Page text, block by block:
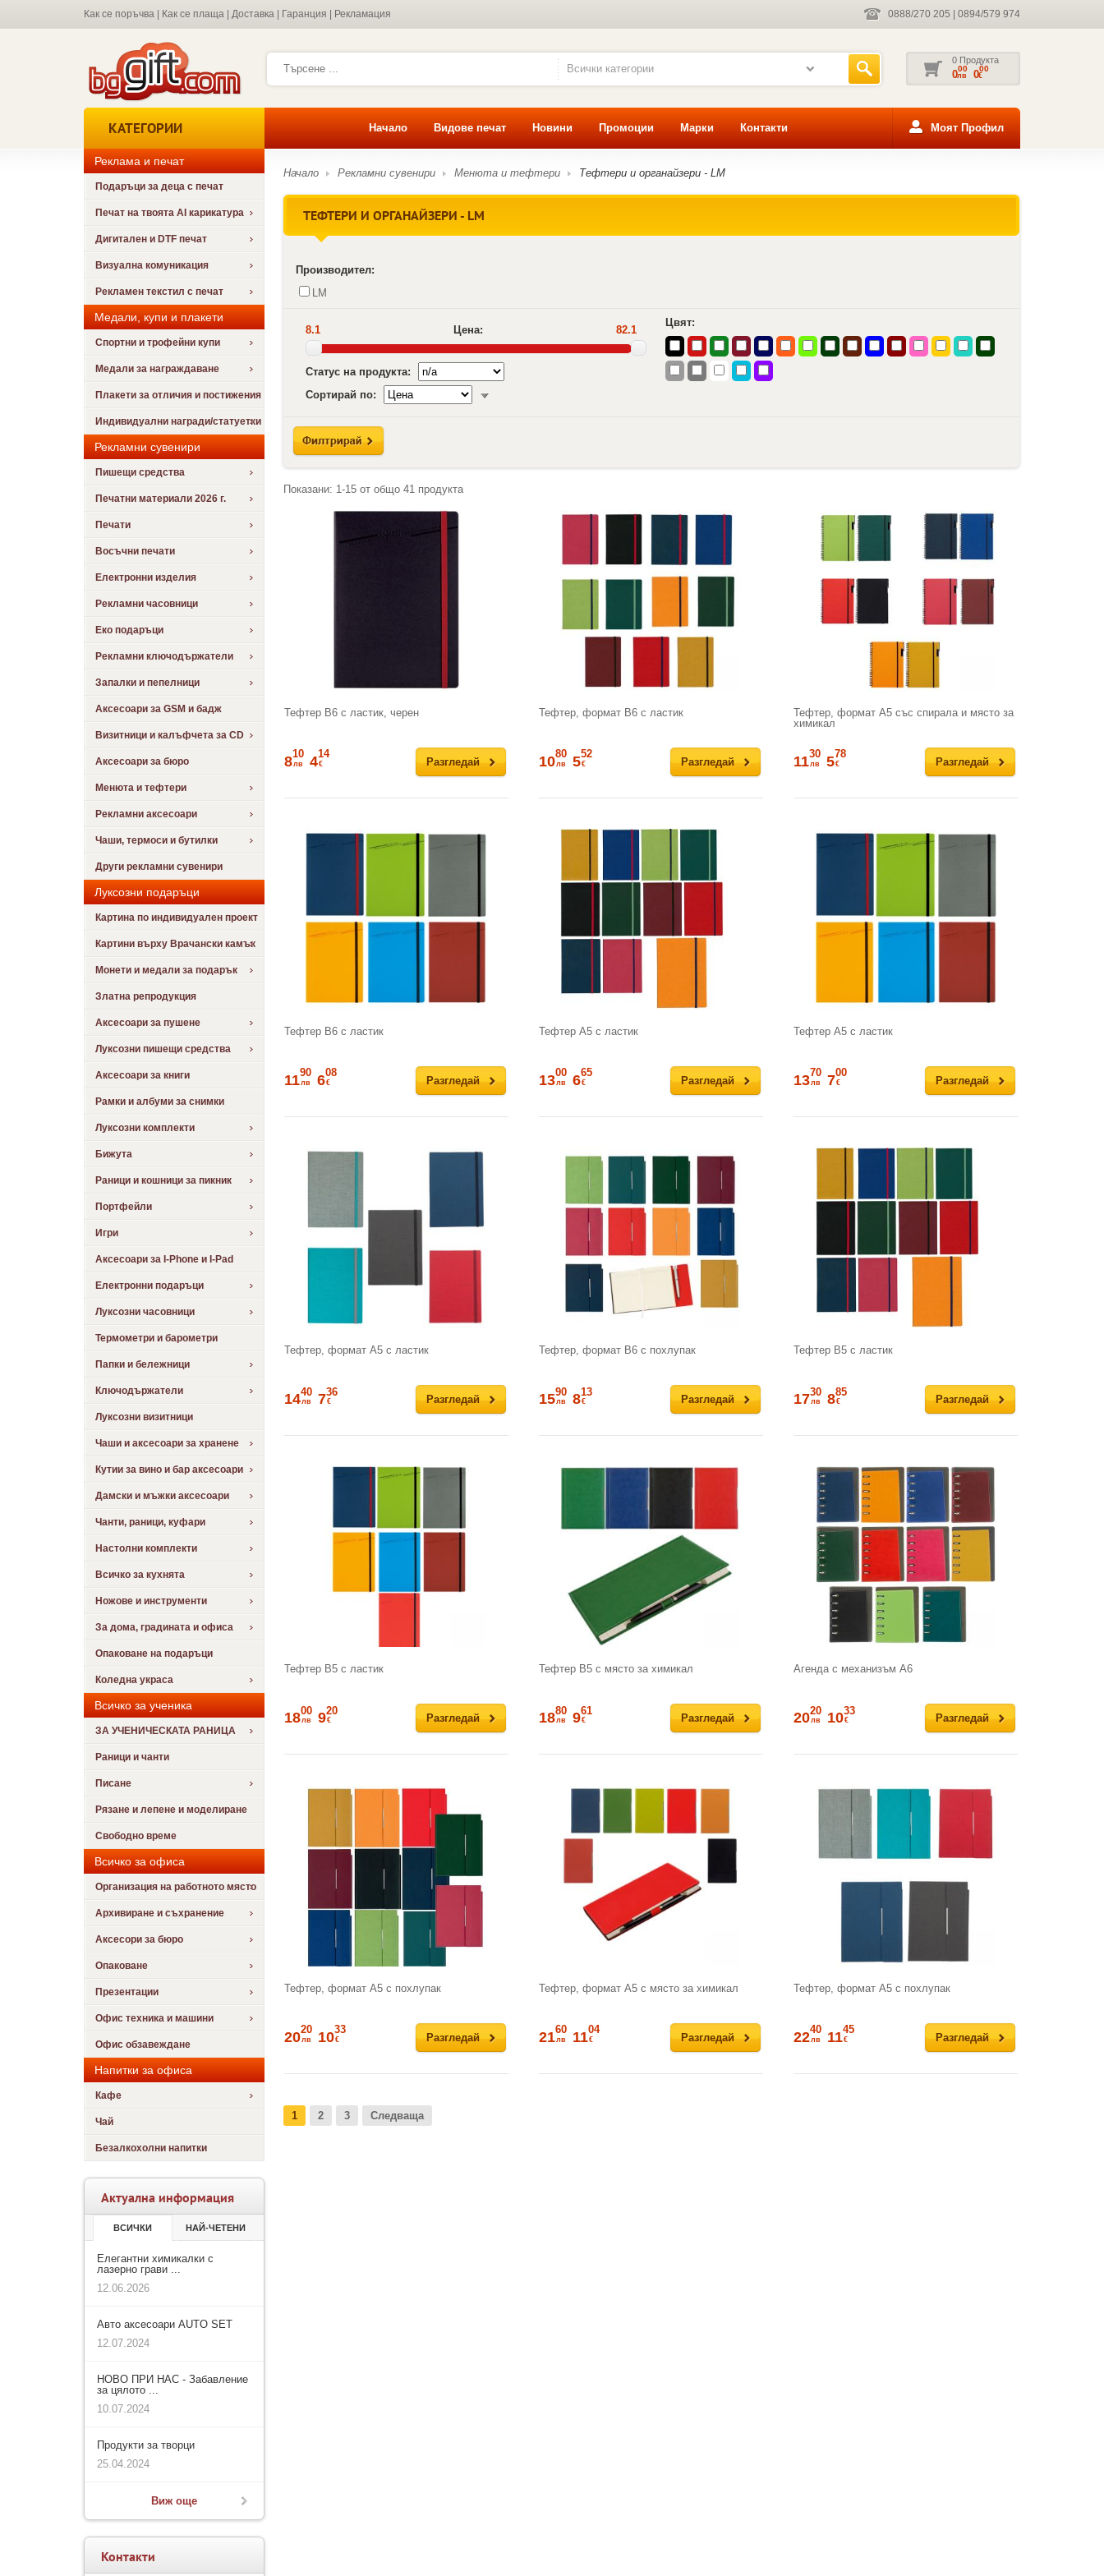
0888/270 205 0894/579 974
Как се поръчва Как се плаща Доставка Гаранция Рекламация
Всички категории
0 Продукта
000
лв 000
€
КАТЕГОРИИ Начало Видове печат Новини Промоции Марки Контакти Моят Профил
Реклама и печат
Подаръци за деца с печат
Печат на твоята AI карикатура
Дигитален и DTF печат
Визуална комуникация
Рекламен текстил с печат
Медали, купи и плакети
Спортни и трофейни купи
Медали за награждаване
Плакети за отличия и постижения
Индивидуални награди/статуетки
Рекламни сувенири
Пишещи средства
Печатни материали 2026 г.
Печати
Восъчни печати
Електронни изделия
Рекламни часовници
Еко подаръци
Рекламни ключодържатели
Запалки и пепелници
Аксесоари за GSM и бадж
Визитници и калъфчета за CD
Аксесоари за бюро
Менюта и тефтери
Рекламни аксесоари
Чаши, термоси и бутилки
Други рекламни сувенири
Луксозни подаръци
Картина по индивидуален проект
Картини върху Врачански камък
Монети и медали за подарък
Златна репродукция
Аксесоари за пушене
Луксозни пишещи средства
Аксесоари за книги
Рамки и албуми за снимки
Луксозни комплекти
Бижута
Раници и кошници за пикник
Портфейли
Игри
Аксесоари за I-Phone и I-Pad
Електронни подаръци
Луксозни часовници
Термометри и барометри
Папки и бележници
Ключодържатели
Луксозни визитници
Чаши и аксесоари за хранене
Кутии за вино и бар аксесоари
Дамски и мъжки аксесоари
Чанти, раници, куфари
Настолни комплекти
Всичко за кухнята
Ножове и инструменти
За дома, градината и офиса
Опаковане на подаръци
Коледна украса
Всичко за ученика
ЗА УЧЕНИЧЕСКАТА РАНИЦА
Раници и чанти
Писане
Рязане и лепене и моделиране
Свободно време
Всичко за офиса
Организация на работното място
Архивиране и съхранение
Аксесори за бюро
Опаковане
Презентации
Офис техника и машини
Офис обзавеждане
Напитки за офиса
Кафе
Чай
Безалкохолни напитки
Актуална информация
ВСИЧКИ НАЙ-ЧЕТЕНИ
Елегантни химикалки с
лазерно грави ...
12.06.2026
Авто аксесоари AUTO SET
12.07.2024
НОВО ПРИ НАС - Забавление
за цялото ...
10.07.2024
Продукти за творци
25.04.2024
Виж още
Контакти
Начало Рекламни сувенири Менюта и тефтери Тефтери и органайзери - LM
ТЕФТЕРИ И ОРГАНАЙЗЕРИ - LM
Производител:
LM
8.1 Цена: 82.1
Статус на продукта:
Сортирай по:
Цвят:
Показани: 1-15от общо 41 продукта
Тефтер В6 с ластик, черен
Разгледай
810
лв 414
€
Тефтер, формат В6 с ластик
Разгледай
1080
лв 552
€
Тефтер, формат А5 със спирала и място за
химикал
Разгледай
1130
лв 578
€
Тефтер В6 с ластик
Разгледай
1190
лв 608
€
Тефтер А5 с ластик
Разгледай
1300
лв 665
€
Тефтер А5 с ластик
Разгледай
1370
лв 700
€
Тефтер, формат А5 с ластик
Разгледай
1440
лв 736
€
Тефтер, формат В6 с похлупак
Разгледай
1590
лв 813
€
Тефтер В5 с ластик
Разгледай
1730
лв 885
€
Тефтер В5 с ластик
Разгледай
1800
лв 920
€
Тефтер В5 с място за химикал
Разгледай
1880
лв 961
€
Агенда с механизъм А6
Разгледай
2020
лв 1033
€
Тефтер, формат А5 с похлупак
Разгледай
2020
лв 1033
€
Тефтер, формат А5 с място за химикал
Разгледай
2160
лв 1104
€
Тефтер, формат А5 с похлупак
Разгледай
2240
лв 1145
€
1 2 3 Следваща